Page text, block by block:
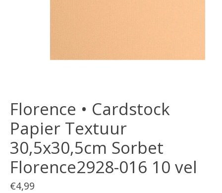
Florence • Cardstock
Papier Textuur
30,5x30,5cm Sorbet
Florence2928-016 10 vel
€4,99